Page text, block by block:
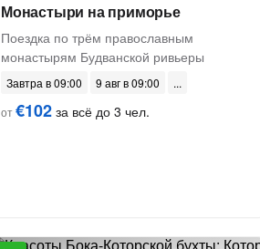
Монастыри на приморье
Поездка по трём православным
монастырям Будванской ривьеры
Завтра в 09:00
9 авг в 09:00
от€102 за всё до 3 чел.